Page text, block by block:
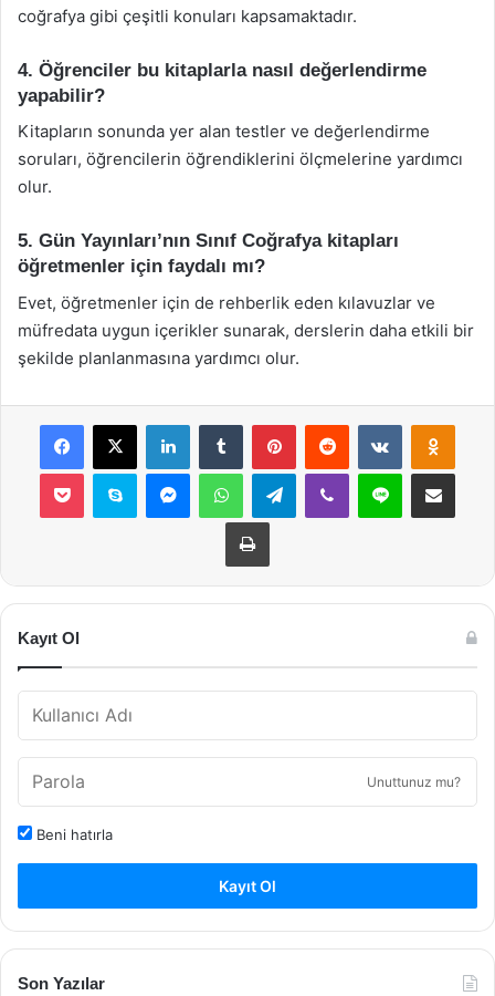
coğrafya gibi çeşitli konuları kapsamaktadır.
4. Öğrenciler bu kitaplarla nasıl değerlendirme
yapabilir?
Kitapların sonunda yer alan testler ve değerlendirme
soruları, öğrencilerin öğrendiklerini ölçmelerine yardımcı
olur.
5. Gün Yayınları’nın Sınıf Coğrafya kitapları
öğretmenler için faydalı mı?
Evet, öğretmenler için de rehberlik eden kılavuzlar ve
müfredata uygun içerikler sunarak, derslerin daha etkili bir
şekilde planlanmasına yardımcı olur.
Facebook
X LinkedInTumblr PinterestReddit VKontakte
Pocket Skype MessengerWhatsAppTelegramViber Line E-Posta ile
Yazdır
Kayıt Ol
Unuttunuz mu?
Beni hatırla
Kayıt Ol
Son Yazılar